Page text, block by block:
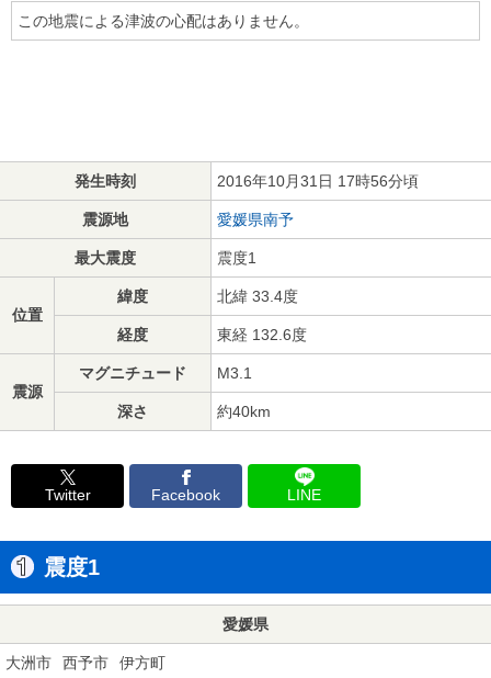
この地震による津波の心配はありません。
発生時刻 2016年10月31日 17時56分頃
震源地 愛媛県南予
最大震度 震度1
位置
緯度 北緯 33.4度
経度 東経 132.6度
震源
マグニチュード M3.1
深さ 約40km
Twitter Facebook LINE
震度1
愛媛県
大洲市 西予市 伊方町